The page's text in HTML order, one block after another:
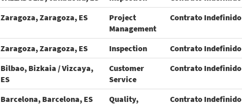
Zaragoza, Zaragoza, ES
Project
Management
Contrato Indefinido
Zaragoza, Zaragoza, ES Inspection Contrato Indefinido
Bilbao, Bizkaia / Vizcaya,
ES
Customer
Service
Contrato Indefinido
Barcelona, Barcelona, ES
Quality,
Contrato Indefinido